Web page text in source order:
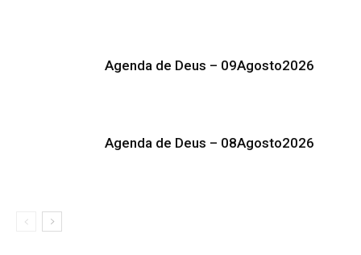
Agenda de Deus – 09Agosto2026
Agenda de Deus – 08Agosto2026